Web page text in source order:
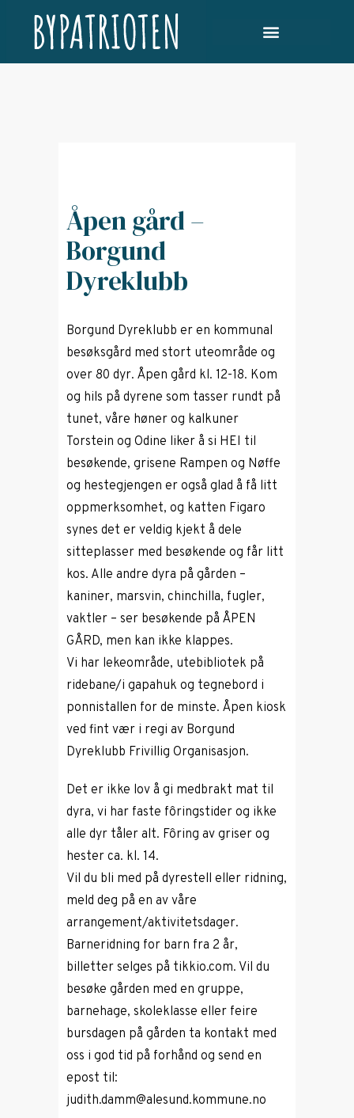
Åpen gård –
Borgund
Dyreklubb
Borgund Dyreklubb er en kommunal
besøksgård med stort uteområde og
over 80 dyr. Åpen gård kl. 12-18. Kom
og hils på dyrene som tasser rundt på
tunet, våre høner og kalkuner
Torstein og Odine liker å si HEI til
besøkende, grisene Rampen og Nøffe
og hestegjengen er også glad å få litt
oppmerksomhet, og katten Figaro
synes det er veldig kjekt å dele
sitteplasser med besøkende og får litt
kos. Alle andre dyra på gården –
kaniner, marsvin, chinchilla, fugler,
vaktler – ser besøkende på ÅPEN
GÅRD, men kan ikke klappes.
Vi har lekeområde, utebibliotek på
ridebane/i gapahuk og tegnebord i
ponnistallen for de minste. Åpen kiosk
ved fint vær i regi av Borgund
Dyreklubb Frivillig Organisasjon.
Det er ikke lov å gi medbrakt mat til
dyra, vi har faste fôringstider og ikke
alle dyr tåler alt. Fôring av griser og
hester ca. kl. 14.
Vil du bli med på dyrestell eller ridning,
meld deg på en av våre
arrangement/aktivitetsdager.
Barneridning for barn fra 2 år,
billetter selges på tikkio.com. Vil du
besøke gården med en gruppe,
barnehage, skoleklasse eller feire
bursdagen på gården ta kontakt med
oss i god tid på forhånd og send en
epost til:
judith.damm@alesund.kommune.no